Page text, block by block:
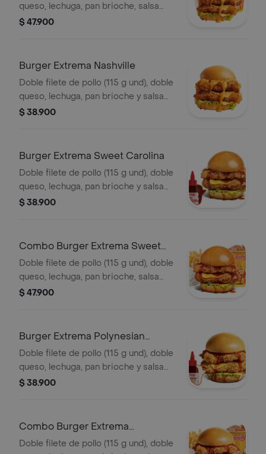
queso, lechuga, pan brioche, salsa
picante estilo Nashville, francesa
$ 47.900
Burger Extrema Nashville
Doble filete de pollo (115 g und), doble
queso, lechuga, pan brioche y salsa
picante estilo Nashville
$ 38.900
Burger Extrema Sweet Carolina
Doble filete de pollo (115 g und), doble
queso, lechuga, pan brioche y salsa
sweet Carolina
$ 38.900
Combo Burger Extrema Sweet
Carolina
Doble filete de pollo (115 g und), doble
queso, lechuga, pan brioche, salsa
sweet Carolina,francesa mediana (60
$ 47.900
Burger Extrema Polynesian
Beach
Doble filete de pollo (115 g und), doble
queso, lechuga, pan brioche y salsa
Polynesian beach
$ 38.900
Combo Burger Extrema
Polynesian Beach
Doble filete de pollo (115 g und), doble